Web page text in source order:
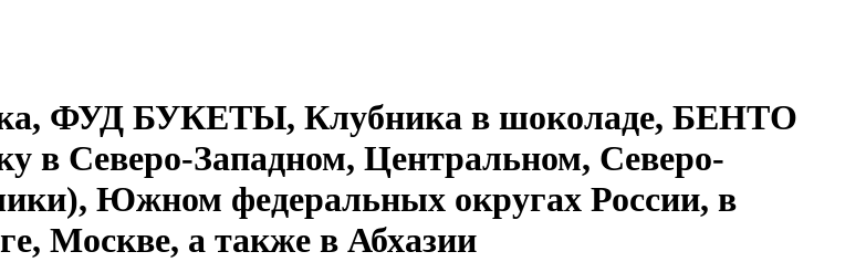
ФУД БУКЕТЫ, Клубника в шоколаде, БЕНТО
в Северо-Западном, Центральном, Северо-
Южном федеральных округах России, в
Москве, а также в Абхазии